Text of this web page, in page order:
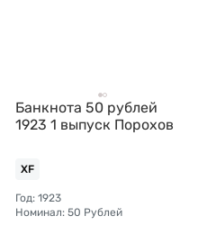
Банкнота 50 рублей
1923 1 выпуск Порохов
XF
Год: 1923
Номинал: 50 Рублей